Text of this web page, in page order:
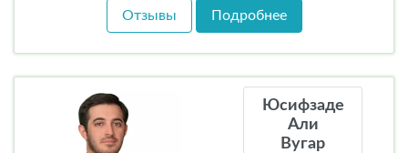
Отзывы Подробнее
Юсифзаде
Али
Вугар